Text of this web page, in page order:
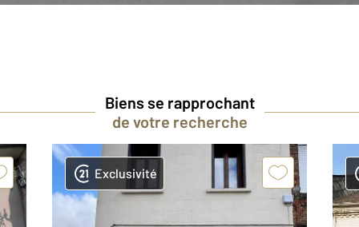
Biens se rapprochant
de votre recherche
Exclusivité